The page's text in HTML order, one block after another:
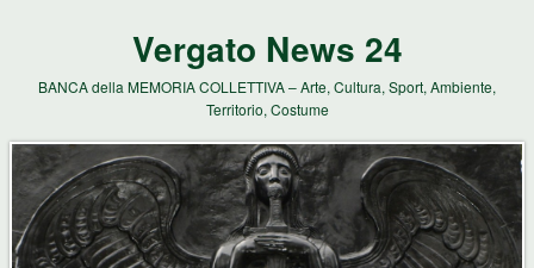
Vergato News 24
BANCA della MEMORIA COLLETTIVA – Arte, Cultura, Sport, Ambiente,
Territorio, Costume